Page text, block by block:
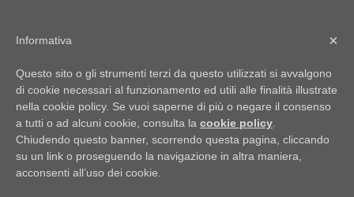
Italia Notizie
Giornale di Basilicata
Giornale di Puglia
INFORMAPUGLIA
Il portale n.1 del lavoro
in Puglia
×
Informativa
Questo sito o gli strumenti terzi da questo utilizzati si avvalgono
di cookie necessari al funzionamento ed utili alle finalità illustrate
nella cookie policy. Se vuoi saperne di più o negare il consenso
a tutti o ad alcuni cookie, consulta la cookie policy
Chiudendo questo banner, scorrendo questa pagina, cliccando
su un link o proseguendo la navigazione in altra maniera,
acconsenti all’uso dei cookie.